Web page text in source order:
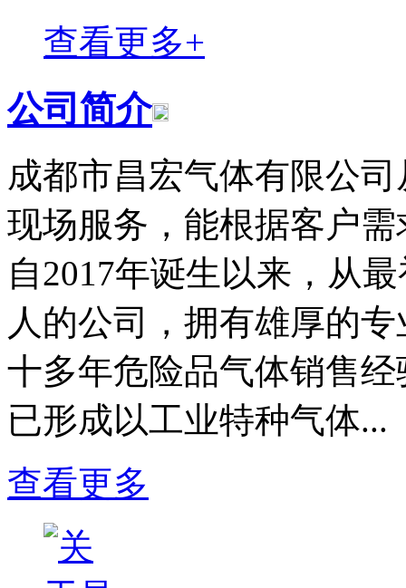
查看更多+
公司简介
成都市昌宏气体有限公
现场服务，能根据客户
自2017年诞生以来，从
人的公司，拥有雄厚的
十多年危险品气体销售
已形成以工业特种气体...
查看更多